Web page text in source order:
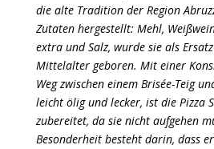
die alte Tradition der Region
Zutaten hergestellt: Mehl,
extra und Salz, wurde sie als
Mittelalter geboren. Mit einer
Weg zwischen einem Brisée-Teig
leicht ölig und lecker, ist die Pizza
zubereitet, da sie nicht aufgehen
Besonderheit besteht darin, dass